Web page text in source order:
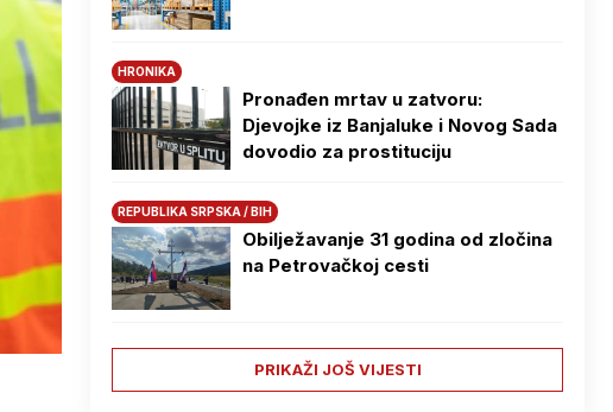
HRONIKA
Pronađen mrtav u zatvoru:
Djevojke iz Banjaluke i Novog Sada
dovodio za prostituciju
REPUBLIKA SRPSKA / BIH
Obilježavanje 31 godina od zločina
na Petrovačkoj cesti
PRIKAŽI JOŠ VIJESTI